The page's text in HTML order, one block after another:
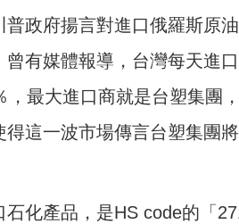
普政府揚言對進口俄羅斯原
有媒體報導，台灣每天進
，最大進口商就是台塑集團
得這一波市場傳言台塑集團
化產品，是HS code的「